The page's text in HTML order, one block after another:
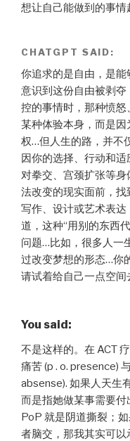
想让自己能做到的事情
CHATGPT SAID:
你追求的是自由，是
意识到这份自由被剥
控的事情时，那种愤
某种体验本身，而是
权…但人生的路，并不
因你的选择、行动和
对拳交、宫颈扩张等
法改变的现实面前，
写作、设计或艺术表
道，这种“用别的东西
问题…比如，很多人一
过改变梦想的形态…你
请试着给自己一点空间
You said:
不是这样的。在 ACT
痛苦 (p . o. presence)
absense). 如果人天生
而是指她做某事需要
PoP 就是阴道撕裂；
者脑交，那我其实可